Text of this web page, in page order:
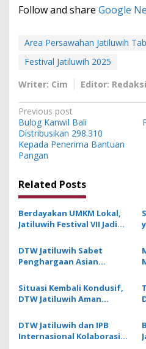
Follow and share Google
Area Persawahan Jatiluwih
Festival Jatiluwih 2025
Writer: Cim
Editor: Redaksi
P
o
s
t
n
a
v
i
g
a
t
i
o
n
Previous post
Bulog Kanwil Bali
Distribusikan 298.310
Kepada Penerima Bantuan
Pangan
Related Posts
Berdayakan UMKM Lokal,
Jatiluwih Festival VII Jadi
DTW Jatiluwih Sabet
Penghargaan Asian
Awards 2025–2026 dari TIN
Media Malaysia
Situasi Kembali Kondusif,
DTW Jatiluwih Aman
DTW Jatiluwih dan IPB
Internasional Kolaborasi